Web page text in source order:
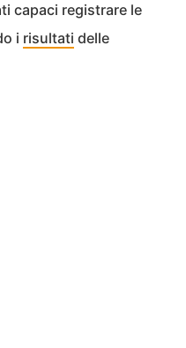
capaci registrare le
i risultati delle